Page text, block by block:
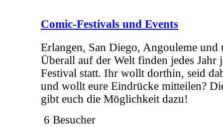
Comic-Festivals und Events
Erlangen, San Diego, Angouleme und
Überall auf der Welt finden jedes Jahr
Festival statt. Ihr wollt dorthin, seid
und wollt eure Eindrücke mitteilen?
gibt euch die Möglichkeit dazu!
6 Besucher